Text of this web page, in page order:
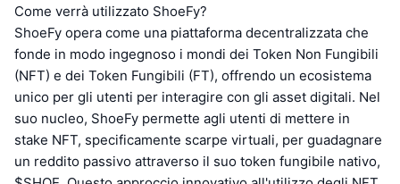
Come verrà utilizzato ShoeFy?
ShoeFy opera come una piattaforma decentralizzata che
fonde in modo ingegnoso i mondi dei Token Non Fungibili
(NFT) e dei Token Fungibili (FT), offrendo un ecosistema
unico per gli utenti per interagire con gli asset digitali. Nel
suo nucleo, ShoeFy permette agli utenti di mettere in
stake NFT, specificamente scarpe virtuali, per guadagnare
un reddito passivo attraverso il suo token fungibile nativo,